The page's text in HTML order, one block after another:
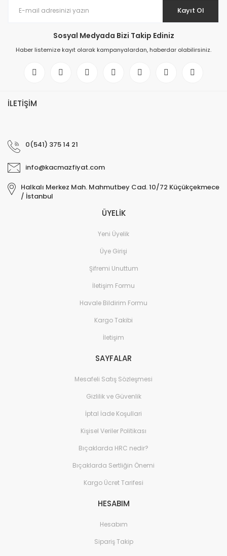
Kayıt Ol
Sosyal Medyada Bizi Takip Ediniz
Haber listemize kayıt olarak kampanyalardan, haberdar olabilirsiniz.
İLETİŞİM
0(541) 375 14 21
info@kacmazfiyat.com
Halkalı Merkez Mah. Mahmutbey Cad. 10/72 Küçükçekmece
/ İstanbul
ÜYELİK
Yeni Üyelik
Üye Girişi
Şifremi Unuttum
İletişim Formu
Havale Bildirim Formu
Kargo Takibi
İletişim
SAYFALAR
Mesafeli Satış Sözleşmesi
Gizlilik ve Güvenlik
İptal İade Koşullari
Kişisel Veriler Politikası
Bıçaklarda HRC nedir?
Bıçaklarda Sertliğin Önemi
Kargo Ücret Tarifesi
HESABIM
Hesabım
Sipariş Takip